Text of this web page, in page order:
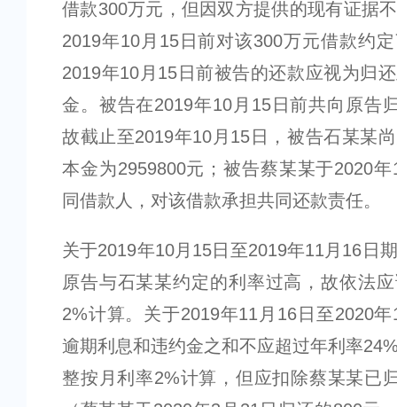
借款300万元，但因双方提供的现有证据
2019年10月15日前对该300万元借款约
2019年10月15日前被告的还款应视为归
金。被告在2019年10月15日前共向原告
故截止至2019年10月15日，被告石某某
本金为2959800元；被告蔡某某于2020
同借款人，对该借款承担共同还款责任。
关于2019年10月15日至2019年11月16日
原告与石某某约定的利率过高，故依法
2%计算。关于2019年11月16日至2020
逾期利息和违约金之和不应超过年利率
整按月利率2%计算，但应扣除蔡某某已